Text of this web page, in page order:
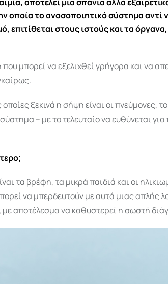
οποία το ανοσοποιητικό σύστημα αντί
επιτίθεται στους ιστούς και τα όργανα,
μπορεί να εξελιχθεί γρήγορα και να
ξεκινά η σήψη είναι οι πνεύμονες,
– με το τελευταίο να ευθύνεται
τα βρέφη, τα μικρά παιδιά και οι
να μπερδευτούν με αυτά μιας απλής
με αποτέλεσμα να καθυστερεί η σωστή